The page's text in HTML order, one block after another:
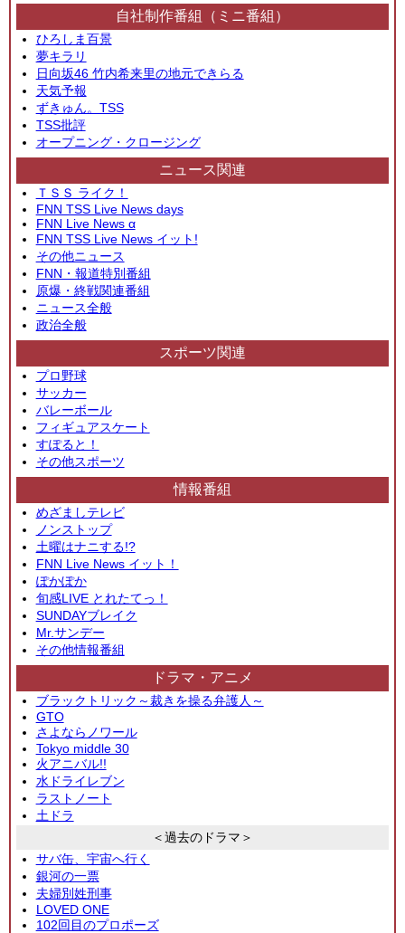
自社制作番組（ミニ番組）
ひろしま百景
夢キラリ
日向坂46 竹内希来里の地元できらる
天気予報
ずきゅん。TSS
TSS批評
オープニング・クロージング
ニュース関連
ＴＳＳ ライク！
FNN TSS Live News days
FNN Live News α
FNN TSS Live News イット!
その他ニュース
FNN・報道特別番組
原爆・終戦関連番組
ニュース全般
政治全般
スポーツ関連
プロ野球
サッカー
バレーボール
フィギュアスケート
すぽると！
その他スポーツ
情報番組
めざましテレビ
ノンストップ
土曜はナニする!?
FNN Live News イット！
ぽかぽか
旬感LIVE とれたてっ！
SUNDAYブレイク
Mr.サンデー
その他情報番組
ドラマ・アニメ
ブラックトリック～裁きを操る弁護人～
GTO
さよならノワール
Tokyo middle 30
火アニバル!!
水ドライレブン
ラストノート
土ドラ
＜過去のドラマ＞
サバ缶、宇宙へ行く
銀河の一票
夫婦別姓刑事
LOVED ONE
102回目のプロポーズ